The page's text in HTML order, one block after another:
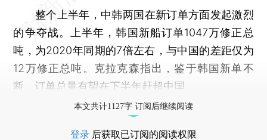
整个上半年，中韩两国在新订单方面发起激烈
的争夺战。上半年，韩国新船订单1047万修正总
吨，为2020年同期的7倍左右，与中国的差距仅为
12万修正总吨。克拉克森指出，鉴于韩国新单不
断，订单总量有望在下半年赶超中国。
本文共计1127字 订阅后继续阅读
登录 后获取已订阅的阅读权限